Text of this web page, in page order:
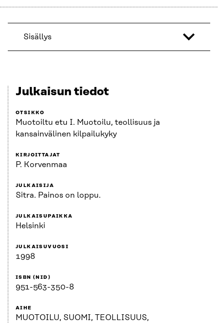
Sisällys
Julkaisun tiedot
OTSIKKO
Muotoiltu etu I. Muotoilu, teollisuus ja
kansainvälinen kilpailukyky
KIRJOITTAJAT
P. Korvenmaa
JULKAISIJA
Sitra. Painos on loppu.
JULKAISUPAIKKA
Helsinki
JULKAISUVUOSI
1998
ISBN (NID)
951-563-350-8
AIHE
MUOTOILU, SUOMI, TEOLLISUUS,